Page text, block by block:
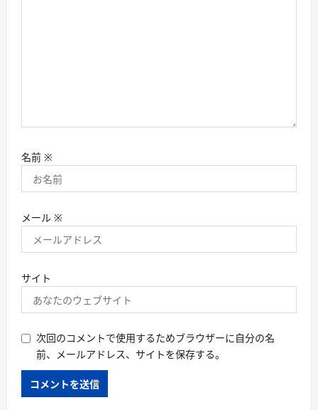
名前 ※
メール ※
サイト
次回のコメントで使用するためブラウザーに自分の名
前、メールアドレス、サイトを保存する。